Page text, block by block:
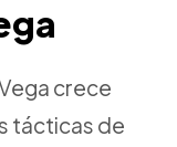
crece
tácticas de